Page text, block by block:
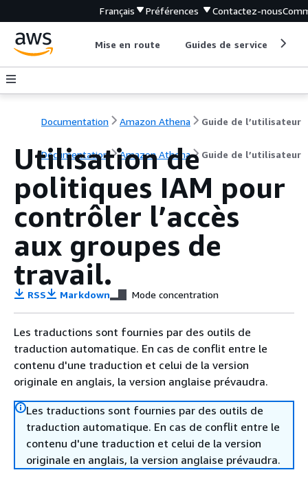
Français Préférences Contactez-nous
Mise en route Guides de service
Documentation Amazon Athena Guide de l’utilisateur
Documentation Amazon Athena Guide de l’utilisateur
Utilisation de
politiques IAM pour
contrôler l’accès
aux groupes de
travail.
RSS Markdown Mode concentration
Les traductions sont fournies par des outils de
traduction automatique. En cas de conflit entre le
contenu d'une traduction et celui de la version
originale en anglais, la version anglaise prévaudra.
Les traductions sont fournies par des outils de
traduction automatique. En cas de conflit entre le
contenu d'une traduction et celui de la version
originale en anglais, la version anglaise prévaudra.